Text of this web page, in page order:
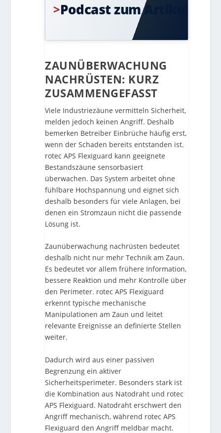
>Podcast zum Artikel
ZAUNÜBERWACHUNG
NACHRÜSTEN: KURZ
ZUSAMMENGEFASST
Viele Industriezäune vermitteln Sicherheit,
melden jedoch keinen Angriff. Deshalb
bemerken Betreiber Einbrüche häufig erst,
wenn der Schaden bereits entstanden ist.
rotec APS Flexiguard kann geeignete
Bestandszäune sensorbasiert
überwachen. Das System arbeitet ohne
fühlbare Hochspannung und eignet sich
deshalb besonders für viele Anlagen, bei
denen ein Stromzaun nicht die passende
Lösung ist.
Zaunüberwachung nachrüsten bedeutet
deshalb nicht nur mehr Technik am Zaun.
Es bedeutet vor allem frühere Information,
bessere Reaktion und mehr Kontrolle über
den Perimeter. rotec APS Flexiguard
erkennt typische mechanische
Manipulationen am Zaun und leitet
relevante Ereignisse an definierte Stellen
weiter.
Dadurch wird aus einer passiven
Begrenzung ein aktiver
Sicherheitsperimeter. Besonders stark ist
die Kombination aus Natodraht und rotec
APS Flexiguard. Natodraht erschwert den
Angriff mechanisch, während rotec APS
Flexiguard den Angriff meldbar macht.